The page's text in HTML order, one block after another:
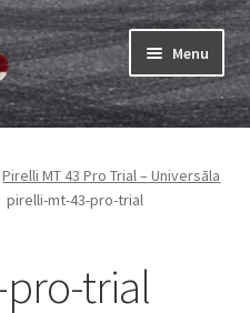
Menu
Expand
menu
Expand
Pirelli MT 43 Pro Trial – Universāla
pirelli-mt-43-pro-trial
trial